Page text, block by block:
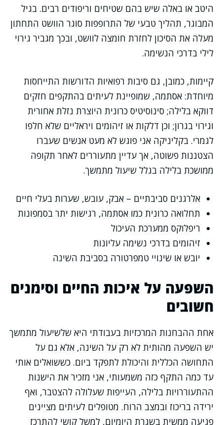
היטב או באלה שיש בהם שטיחים וריפודים רבים. בגיל
המבוגר, תהליך טבעי של התרופפות סוגר הוושט התחתון
מעלה את הסיכון לחזרת חומצה לוושט, ובכך מגביר גירוי
לילי בדרכי הנשימה.
קיימות, כמובן, גם סיבות רפואיות הדורשות התייחסות
מיוחדת: אסתמה, שמופיינת לעיתים בהתקפים חזקים
דווקא בלילה; סינוסיטיס כרונית היוצרת נזלת אחורית
וגירוי בגרון; וכן דלקות או זיהומים ויראליים שלא חלפו
לגמרי. בקליניקה אני פוגש לא מעט אנשים שעברו
הצטננות פשוטה, אך עדיין מתעוררים לאחר תקופה
ממושכת בלילה בגלל שיעול מתמשך.
אלרגנים סביבתיים – אבק, עובש, שערות בעלי חיים
תחלואה כרונית כמו אסתמה, רגישות יתר בסמפונות
ריפלוקס ממערכת העיכול
זיהומים בדרכי נשימה עליונות
יובש או שינויי טמפרטורה בסביבת השינה
השפעה על איכות החיים וסימנים
חשובים
אחת ההבחנות המרכזיות בעבודתי היא שלשיעול מתמשך
יש השפעה מהותית לא רק על השינה, אלא גם על
התחושה הכללית והיכולת לתפקד ביום. כששואלים אותי
עד כמה התקף כזה משמעותי, אני מזכיר את הישנות
ההתעוררויות בלילה, העייפות שעלולה להצטבר, ואף
ירידה בריכוז ובמצב הרוח. מטופלים לעיתים מציינים
פגיעה ממשית בשגרת היומיום, למשל קושי להתרכז